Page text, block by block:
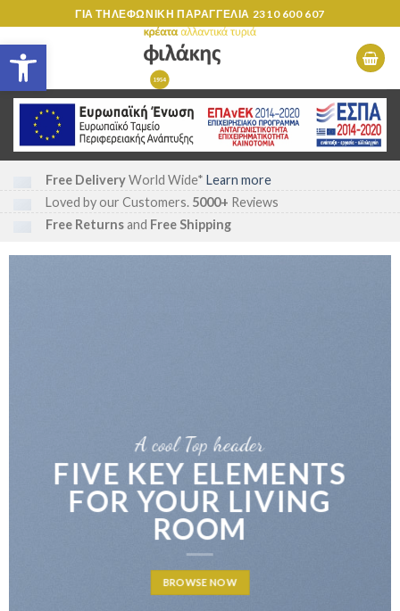
Ανοίξτε τη γραμμή εργαλείων
to
content
ΓΙΑ ΤΗΛΕΦΩΝΙΚΗ ΠΑΡΑΓΓΕΛΙΑ 2310 600 607
Free DeliveryWorld Wide* Learn more
Loved by our Customers. 5000+ Reviews
Free Returnsand Free Shipping
A cool Top header
FIVE KEY ELEMENTS
FOR YOUR LIVING
ROOM
BROWSE NOW